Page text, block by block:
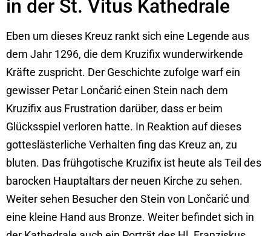
in der St. Vitus Kathedrale
Eben um dieses Kreuz rankt sich eine Legende aus
dem Jahr 1296, die dem Kruzifix wunderwirkende
Kräfte zuspricht. Der Geschichte zufolge warf ein
gewisser Petar Lončarić einen Stein nach dem
Kruzifix aus Frustration darüber, dass er beim
Glücksspiel verloren hatte. In Reaktion auf dieses
gotteslästerliche Verhalten fing das Kreuz an, zu
bluten. Das frühgotische Kruzifix ist heute als Teil des
barocken Hauptaltars der neuen Kirche zu sehen.
Weiter sehen Besucher den Stein von Lončarić und
eine kleine Hand aus Bronze. Weiter befindet sich in